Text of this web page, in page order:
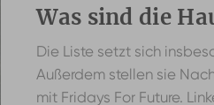
Was sind die
Die Liste setzt sich
Außerdem stellen sie
mit Fridays For Future.